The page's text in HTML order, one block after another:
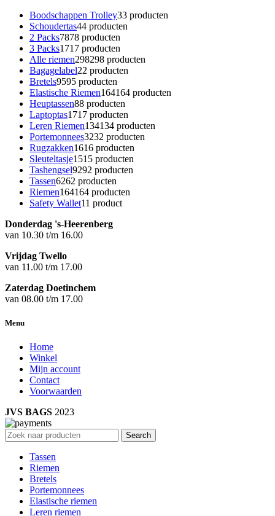
Boodschappen Trolley33 producten
Schoudertas44 producten
2 Packs7878 producten
3 Packs1717 producten
Alle riemen298298 producten
Bagagelabel22 producten
Bretels9595 producten
Elastische Riemen164164 producten
Heuptassen88 producten
Laptoptas1717 producten
Leren Riemen134134 producten
Portemonnees3232 producten
Rugzakken1616 producten
Sleuteltasje1515 producten
Tashengsel9292 producten
Tassen6262 producten
Riemen164164 producten
Safety Wallet11 product
Donderdag 's-Heerenberg
van 10.30 t/m 16.00
Vrijdag Twello
van 11.00 t/m 17.00
Zaterdag Doetinchem
van 08.00 t/m 17.00
Menu
Home
Winkel
Mijn account
Contact
Voorwaarden
JVS BAGS 2023
Search
Tassen
Riemen
Bretels
Portemonnees
Elastische riemen
Leren riemen